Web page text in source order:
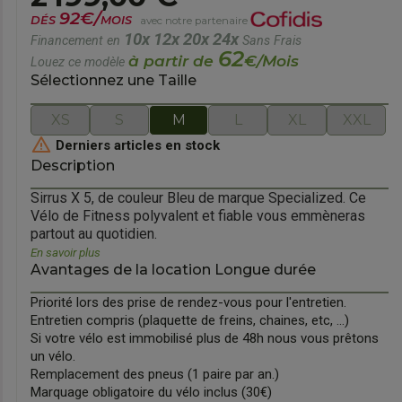
DÉS 92€/MOIS avec notre partenaire
Financement en 10x 12x20x24x Sans Frais
Louez ce modèle à partir de 62€/Mois
Sélectionnez une Taille
XS S M L XL XXL
 Derniers articles en stock
Description
Sirrus X 5, de couleur Bleu de marque Specialized. Ce
Vélo de Fitness polyvalent et fiable vous emmèneras
partout au quotidien.
En savoir plus
Avantages de la location Longue durée
Priorité lors des prise de rendez-vous pour l'entretien.
Entretien compris (plaquette de freins, chaines, etc, ...)
Si votre vélo est immobilisé plus de 48h nous vous prêtons
un vélo.
Remplacement des pneus (1 paire par an.)
Marquage obligatoire du vélo inclus (30€)